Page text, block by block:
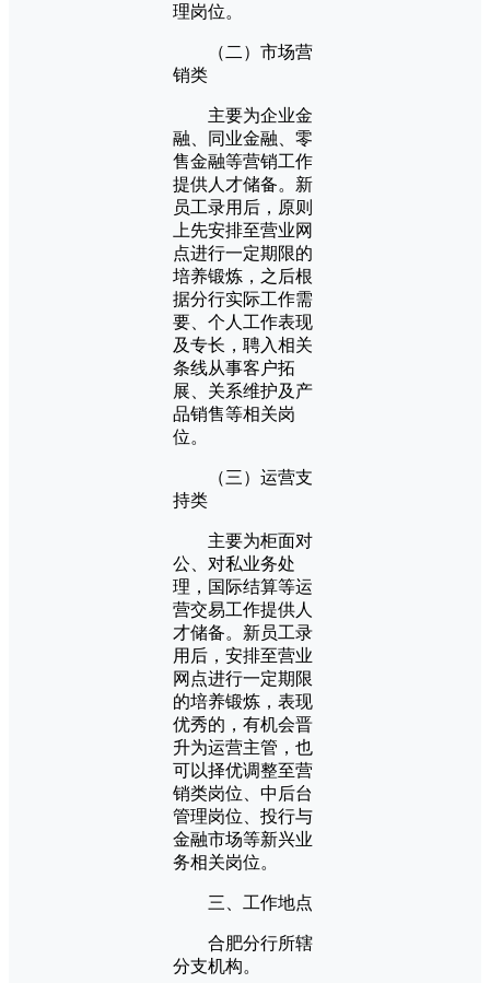
理岗位。
（二）市场营
销类
主要为企业金
融、同业金融、零
售金融等营销工作
提供人才储备。新
员工录用后，原则
上先安排至营业网
点进行一定期限的
培养锻炼，之后根
据分行实际工作需
要、个人工作表现
及专长，聘入相关
条线从事客户拓
展、关系维护及产
品销售等相关岗
位。
（三）运营支
持类
主要为柜面对
公、对私业务处
理，国际结算等运
营交易工作提供人
才储备。新员工录
用后，安排至营业
网点进行一定期限
的培养锻炼，表现
优秀的，有机会晋
升为运营主管，也
可以择优调整至营
销类岗位、中后台
管理岗位、投行与
金融市场等新兴业
务相关岗位。
三、工作地点
合肥分行所辖
分支机构。